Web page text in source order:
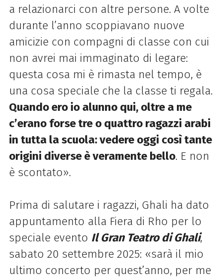
a relazionarci con altre persone. A volte
durante l’anno scoppiavano nuove
amicizie con compagni di classe con cui
non avrei mai immaginato di legare:
questa cosa mi è rimasta nel tempo, è
una cosa speciale che la classe ti regala.
Quando ero io alunno qui, oltre a me
c’erano forse tre o quattro ragazzi arabi
in tutta la scuola: vedere oggi così tante
origini diverse è veramente bello. E non
è scontato».
Prima di salutare i ragazzi, Ghali ha dato
appuntamento alla Fiera di Rho per lo
speciale evento Il Gran Teatro di Ghali,
sabato 20 settembre 2025: «sarà il mio
ultimo concerto per quest’anno, per me